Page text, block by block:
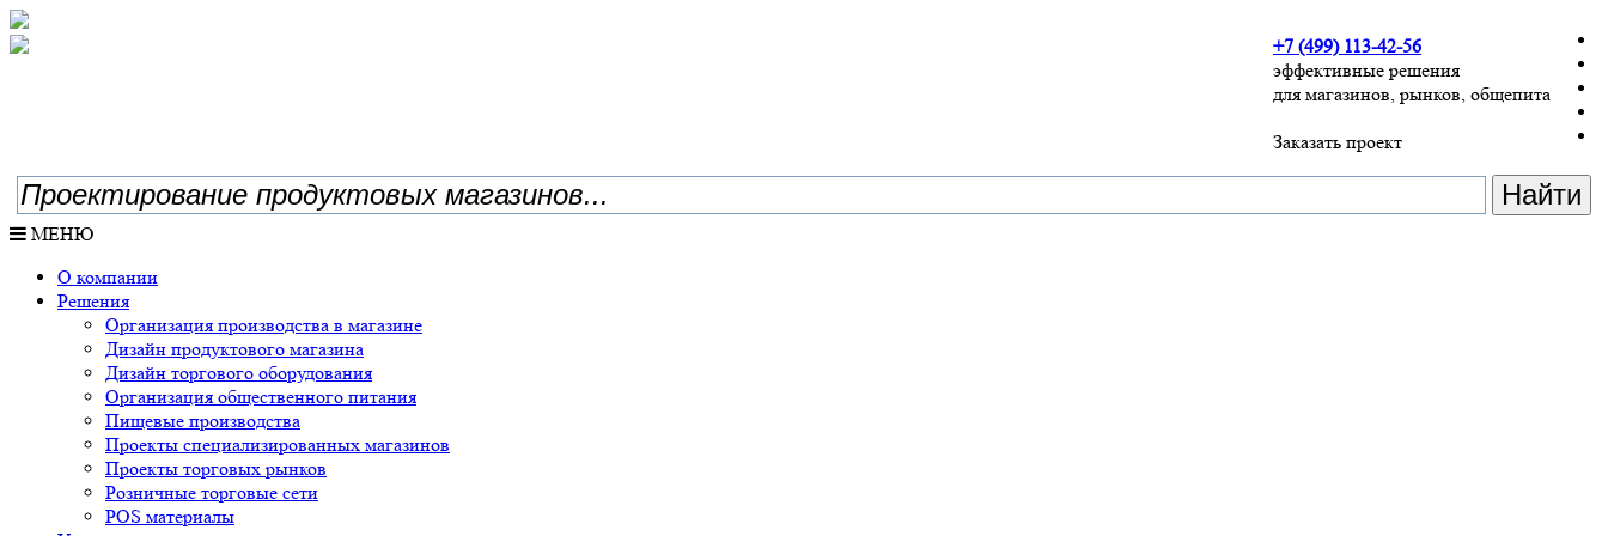
+7 (499) 113-42-56
эффективные решения
для магазинов, рынков, общепита
Заказать проект
МЕНЮ
О компании
Решения
Организация производства в магазине
Дизайн продуктового магазина
Дизайн торгового оборудования
Организация общественного питания
Пищевые производства
Проекты специализированных магазинов
Проекты торговых рынков
Розничные торговые сети
POS материалы